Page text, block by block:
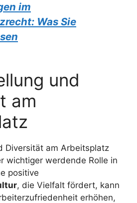
im
Was Sie
und
am
Diversität am Arbeitsplatz
wichtiger werdende Rolle in
positive
, die Vielfalt fördert, kann
erhöhen,